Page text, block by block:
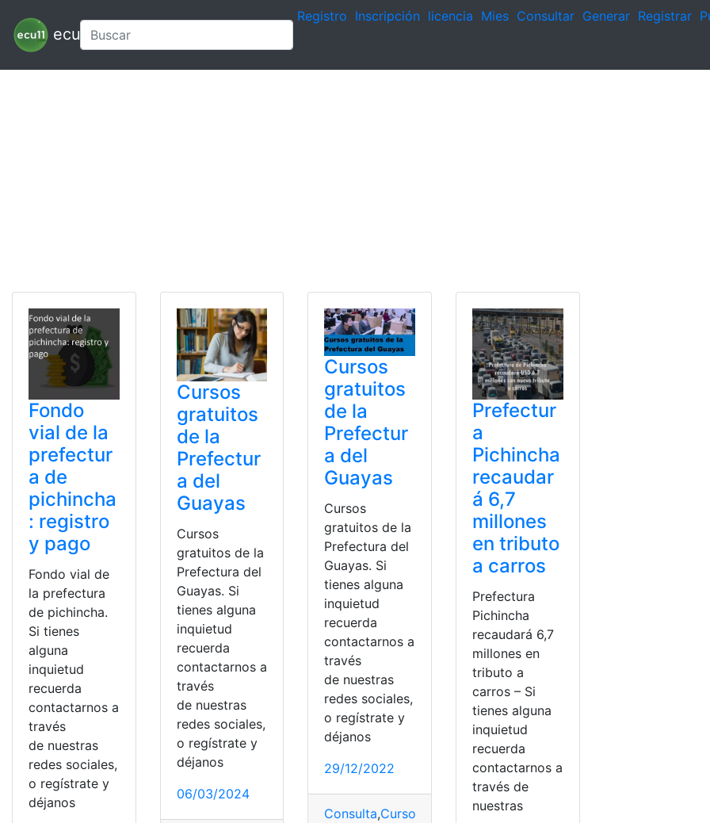
ecu11
Registro Inscripción licencia Mies Consultar Generar Registrar
Fondo
vial de la
prefectur
a de
pichincha
: registro
y pago
Fondo vial de
la prefectura
de pichincha.
Si tienes
alguna
inquietud
recuerda
contactarnos a
través
de nuestras
redes sociales,
o regístrate y
déjanos
Cursos
gratuitos
de la
Prefectur
a del
Guayas
Cursos
gratuitos de la
Prefectura del
Guayas. Si
tienes alguna
inquietud
recuerda
contactarnos a
través
de nuestras
redes sociales,
o regístrate y
déjanos
06/03/2024
Cursos
gratuitos
de la
Prefectur
a del
Guayas
Cursos
gratuitos de la
Prefectura del
Guayas. Si
tienes alguna
inquietud
recuerda
contactarnos a
través
de nuestras
redes sociales,
o regístrate y
déjanos
29/12/2022
Consulta,Cursos gratuitos de la Prefectura del Guayas
Prefectur
a
Pichincha
recaudar
á 6,7
millones
en tributo
a carros
Prefectura
Pichincha
recaudará 6,7
millones en
tributo a
carros – Si
tienes alguna
inquietud
recuerda
contactarnos a
través de
nuestras